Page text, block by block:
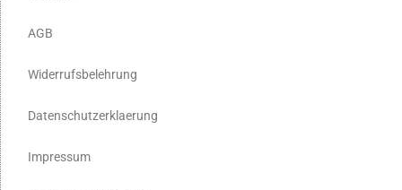
AGB
Widerrufsbelehrung
Datenschutzerklaerung
Impressum